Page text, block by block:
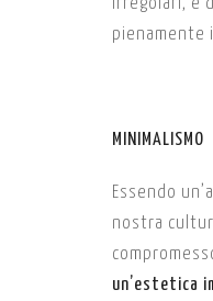
irregolari, e
pienamente
MINIMALISMO
Essendo
nostra
un’estetica